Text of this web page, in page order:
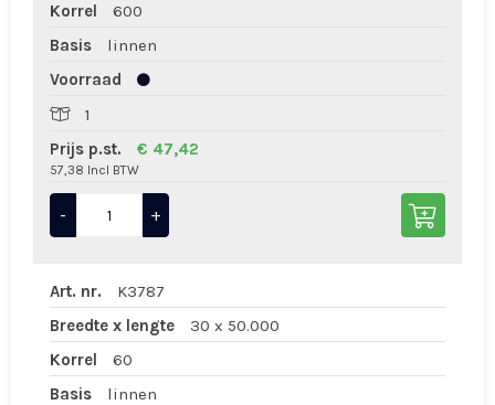
Korrel
600
Basis
linnen
Voorraad
1
Prijs p.st.
€ 47,42
57,38 Incl BTW
- +
Art. nr.
K3787
Breedte x lengte
30 x 50.000
Korrel
60
Basis
linnen